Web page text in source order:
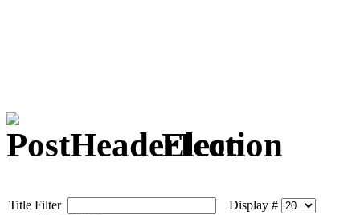
Election
Title Filter
Display #